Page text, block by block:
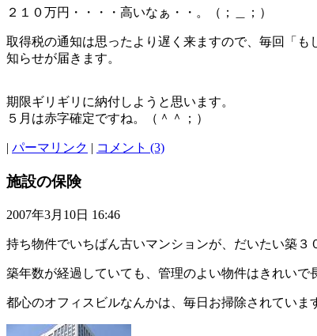
２１０万円・・・・高いなぁ・・。（；＿；）
取得税の通知は思ったより遅く来ますので、毎回「
知らせが届きます。
期限ギリギリに納付しようと思います。
５月は赤字確定ですね。（＾＾；）ゞ
| パーマリンク | コメント (3)
施設の保険
2007年3月10日 16:46
持ち物件でいちばん古いマンションが、だいたい築３
築年数が経過していても、管理のよい物件はきれいで
都心のオフィスビルなんかは、毎日お掃除されていま